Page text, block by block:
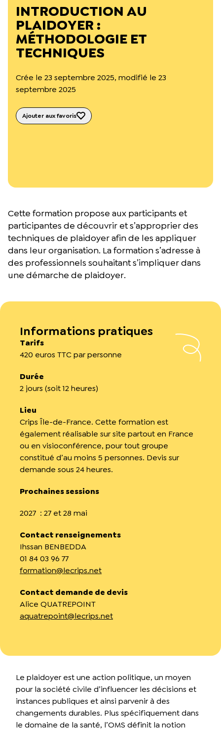
Notre documentation
Ressources pour les parents
Podcast 🎙️
Webinaires
Rapports d’activité et financiers
Projets réalisés avec nos partenaires
INTRODUCTION AU
PLAIDOYER :
MÉTHODOLOGIE ET
TECHNIQUES
Crée le 23 septembre 2025, modifié le 23
septembre 2025
Ajouter aux favoris
Cette formation propose aux participants et
participantes de découvrir et s’approprier des
techniques de plaidoyer afin de les appliquer
dans leur organisation. La formation s’adresse à
des professionnels souhaitant s’impliquer dans
une démarche de plaidoyer.
Informations pratiques
Tarifs
420 euros TTC par personne
Durée
2 jours (soit 12 heures)
Lieu
Crips Île-de-France. Cette formation est
également réalisable sur site partout en France
ou en visioconférence, pour tout groupe
constitué d’au moins 5 personnes. Devis sur
demande sous 24 heures.
Prochaines sessions
2027 : 27 et 28 mai
Contact renseignements
Ihssan BENBEDDA
01 84 03 96 77
formation@lecrips.net
Contact demande de devis
Alice QUATREPOINT
aquatrepoint@lecrips.net
Le plaidoyer est une action politique, un moyen
pour la société civile d’influencer les décisions et
instances publiques et ainsi parvenir à des
changements durables. Plus spécifiquement dans
le domaine de la santé, l’OMS définit la notion